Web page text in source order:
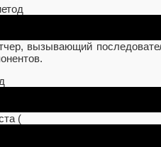
вызывающий
(